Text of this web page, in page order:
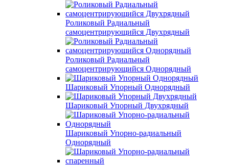
Роликовый Радиальный
самоцентрирующийся Двухрядный
Роликовый Радиальный
самоцентрирующийся Однорядный
Шариковый Упорный Однорядный
Шариковый Упорный Двухрядный
Шариковый Упорно-радиальный
Однорядный